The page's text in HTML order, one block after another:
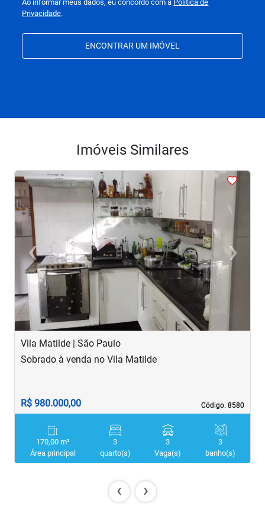
Ao informar meus dados, eu concordo com a Política de
Privacidade.
ENCONTRAR UM IMÓVEL
Imóveis Similares
<<<<
‹Previous ›Next
Vila Matilde | São Paulo
Código. 8580
Código. 8580
Sobrado à venda no Vila Matilde
R$ 980.000,00
170,00 m²
Área principal
3
quarto(s)
3
Vaga(s)
3
banho(s)
‹ ›